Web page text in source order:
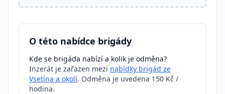
O této nabídce brigády
Kde se brigáda nabízí a kolik je odměna?
Inzerát je zařazen mezi nabídky brigád ze
Vsetína a okolí. Odměna je uvedena 150 Kč /
hodina.